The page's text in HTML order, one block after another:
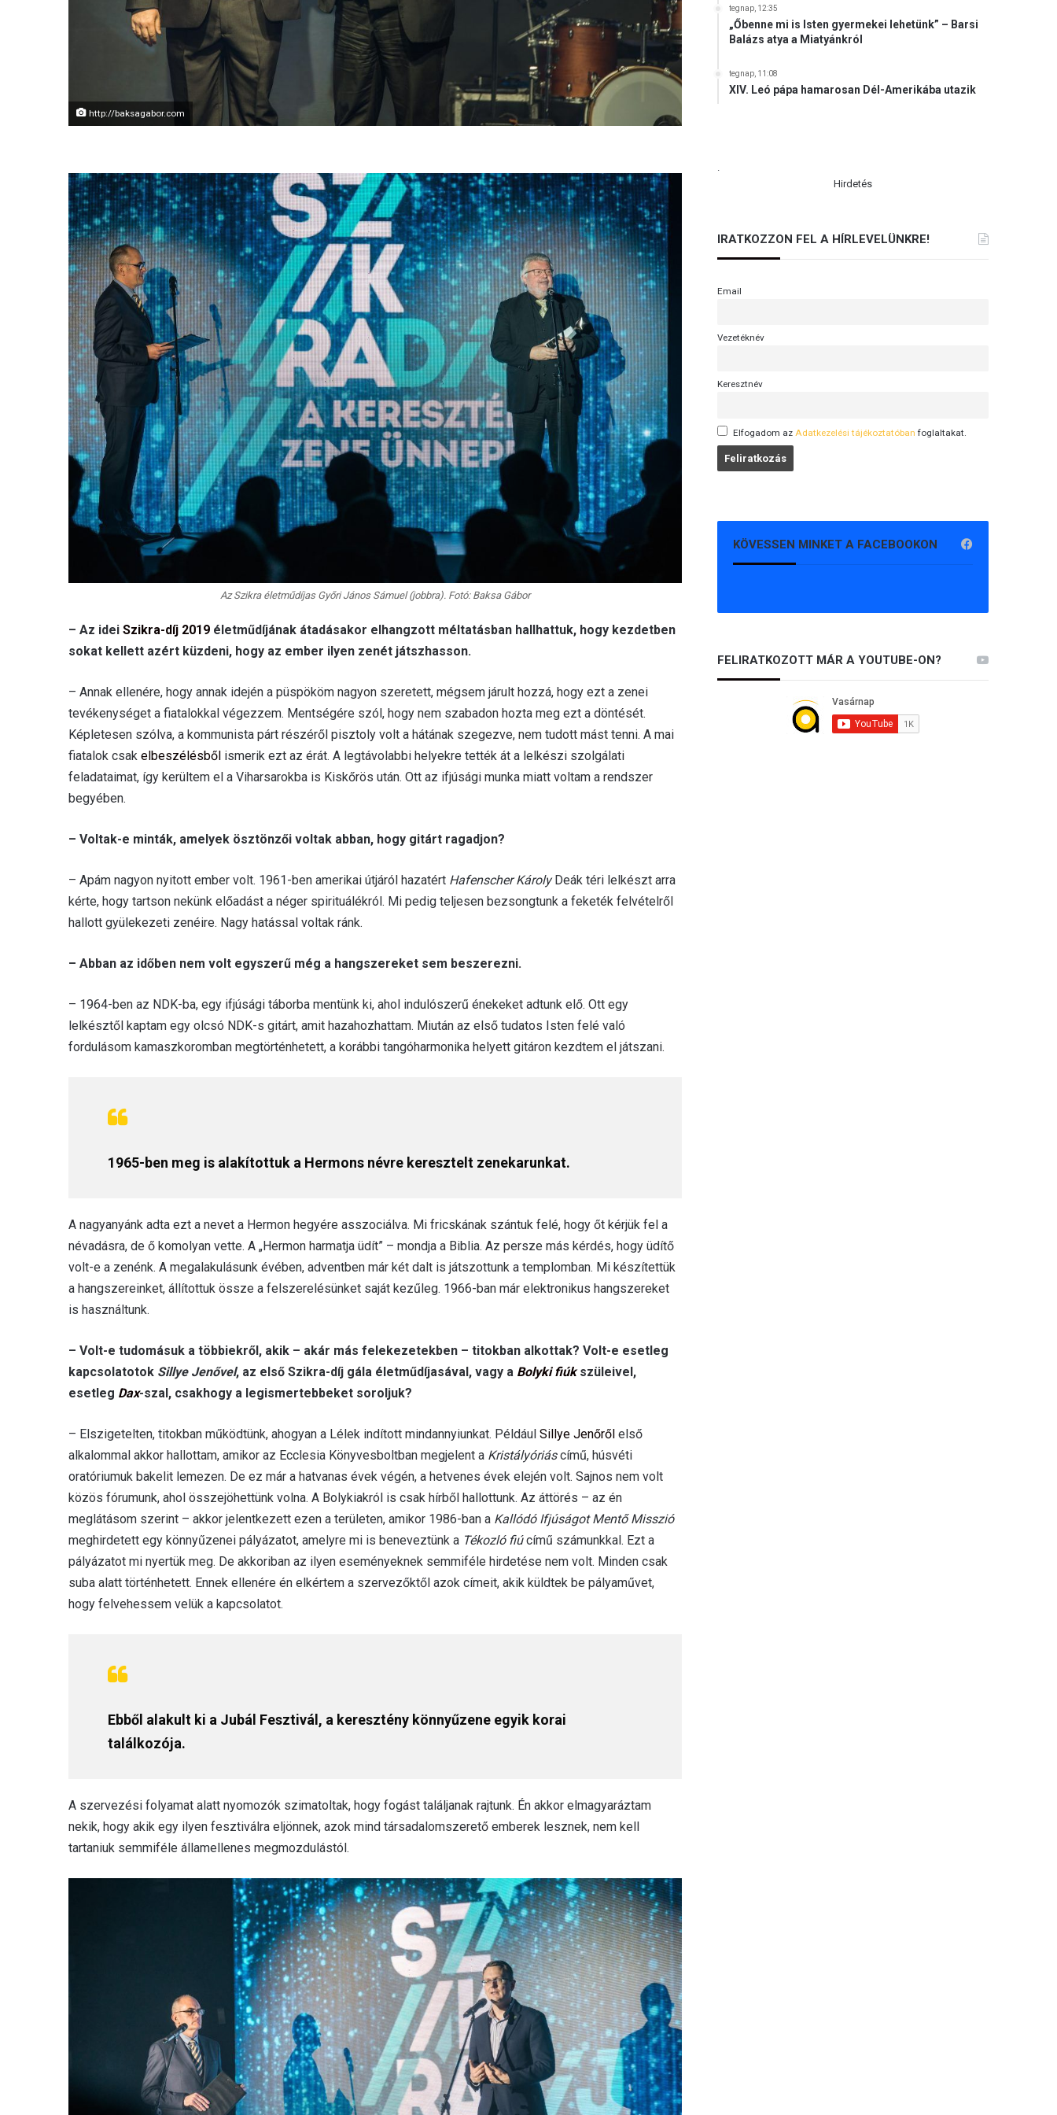
http://baksagabor.com
Az Szikra életműdíjas Győri János Sámuel (jobbra). Fotó: Baksa Gábor
– Az idei Szikra-díj 2019 életműdíjának átadásakor elhangzott méltatásban hallhattuk, hogy kezdetben
sokat kellett azért küzdeni, hogy az ember ilyen zenét játszhasson.
– Annak ellenére, hogy annak idején a püspököm nagyon szeretett, mégsem járult hozzá, hogy ezt a zenei
tevékenységet a fiatalokkal végezzem. Mentségére szól, hogy nem szabadon hozta meg ezt a döntését.
Képletesen szólva, a kommunista párt részéről pisztoly volt a hátának szegezve, nem tudott mást tenni. A mai
fiatalok csak elbeszélésből ismerik ezt az érát. A legtávolabbi helyekre tették át a lelkészi szolgálati
feladataimat, így kerültem el a Viharsarokba is Kiskőrös után. Ott az ifjúsági munka miatt voltam a rendszer
begyében.
– Voltak-e minták, amelyek ösztönzői voltak abban, hogy gitárt ragadjon?
– Apám nagyon nyitott ember volt. 1961-ben amerikai útjáról hazatért Hafenscher Károly Deák téri lelkészt arra
kérte, hogy tartson nekünk előadást a néger spirituálékról. Mi pedig teljesen bezsongtunk a feketék felvételről
hallott gyülekezeti zenéire. Nagy hatással voltak ránk.
– Abban az időben nem volt egyszerű még a hangszereket sem beszerezni.
– 1964-ben az NDK-ba, egy ifjúsági táborba mentünk ki, ahol indulószerű énekeket adtunk elő. Ott egy
lelkésztől kaptam egy olcsó NDK-s gitárt, amit hazahozhattam. Miután az első tudatos Isten felé való
fordulásom kamaszkoromban megtörténhetett, a korábbi tangóharmonika helyett gitáron kezdtem el játszani.
1965-ben meg is alakítottuk a Hermons névre keresztelt zenekarunkat.
A nagyanyánk adta ezt a nevet a Hermon hegyére asszociálva. Mi fricskának szántuk felé, hogy őt kérjük fel a
névadásra, de ő komolyan vette. A „Hermon harmatja üdít” – mondja a Biblia. Az persze más kérdés, hogy üdítő
volt-e a zenénk. A megalakulásunk évében, adventben már két dalt is játszottunk a templomban. Mi készítettük
a hangszereinket, állítottuk össze a felszerelésünket saját kezűleg. 1966-ban már elektronikus hangszereket
is használtunk.
– Volt-e tudomásuk a többiekről, akik – akár más felekezetekben – titokban alkottak? Volt-e esetleg
kapcsolatotok Sillye Jenővel, az első Szikra-díj gála életműdíjasával, vagy a Bolyki fiúkszüleivel,
esetleg Dax-szal, csakhogy a legismertebbeket soroljuk?
– Elszigetelten, titokban működtünk, ahogyan a Lélek indított mindannyiunkat. Például Sillye Jenőről első
alkalommal akkor hallottam, amikor az Ecclesia Könyvesboltban megjelent a Kristályóriáscímű, húsvéti
oratóriumuk bakelit lemezen. De ez már a hatvanas évek végén, a hetvenes évek elején volt. Sajnos nem volt
közös fórumunk, ahol összejöhettünk volna. A Bolykiakról is csak hírből hallottunk. Az áttörés – az én
meglátásom szerint – akkor jelentkezett ezen a területen, amikor 1986-ban a Kallódó Ifjúságot Mentő Misszió
meghirdetett egy könnyűzenei pályázatot, amelyre mi is beneveztünk a Tékozló fiúcímű számunkkal. Ezt a
pályázatot mi nyertük meg. De akkoriban az ilyen eseményeknek semmiféle hirdetése nem volt. Minden csak
suba alatt történhetett. Ennek ellenére én elkértem a szervezőktől azok címeit, akik küldtek be pályaművet,
hogy felvehessem velük a kapcsolatot.
Ebből alakult ki a Jubál Fesztivál, a keresztény könnyűzene egyik korai
találkozója.
A szervezési folyamat alatt nyomozók szimatoltak, hogy fogást találjanak rajtunk. Én akkor elmagyaráztam
nekik, hogy akik egy ilyen fesztiválra eljönnek, azok mind társadalomszerető emberek lesznek, nem kell
tartaniuk semmiféle államellenes megmozdulástól.
tegnap, 12:35
„Őbenne mi is Isten gyermekei lehetünk” – Barsi
Balázs atya a Miatyánkról
tegnap, 11:08
XIV. Leó pápa hamarosan Dél-Amerikába utazik
.
Hirdetés
IRATKOZZON FEL A HÍRLEVELÜNKRE!
Email
Vezetéknév
Keresztnév
Elfogadom az Adatkezelési tájékoztatóban foglaltakat.
KÖVESSEN MINKET A FACEBOOKON
FELIRATKOZOTT MÁR A YOUTUBE-ON?